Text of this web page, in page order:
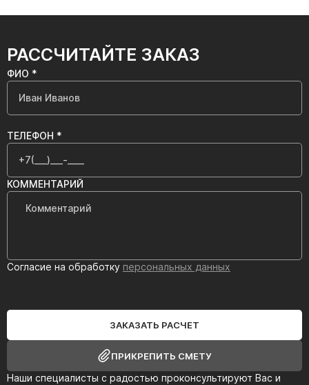
РАССЧИТАЙТЕ ЗАКАЗ
Наши специалисты с радостью проконсультируют Вас и
ФИО *
ТЕЛЕФОН *
КОММЕНТАРИЙ
Согласие на обработку персональных данных
ЗАКАЗАТЬ РАСЧЕТ
ПРИКРЕПИТЬ СМЕТУ